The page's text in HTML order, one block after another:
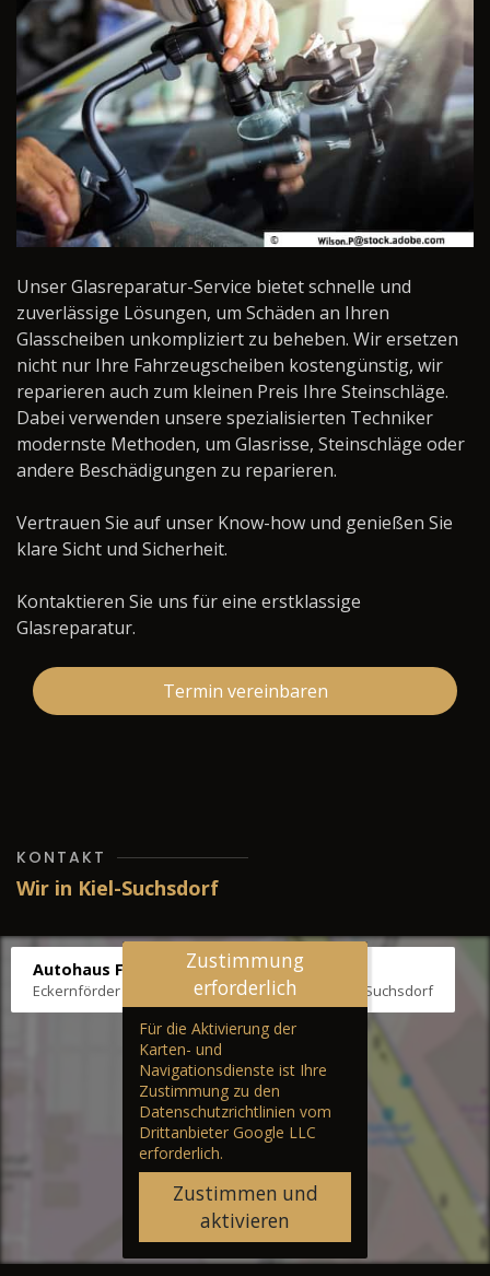
Unser Glasreparatur-Service bietet schnelle und
zuverlässige Lösungen, um Schäden an Ihren
Glasscheiben unkompliziert zu beheben. Wir ersetzen
nicht nur Ihre Fahrzeugscheiben kostengünstig, wir
reparieren auch zum kleinen Preis Ihre Steinschläge.
Dabei verwenden unsere spezialisierten Techniker
modernste Methoden, um Glasrisse, Steinschläge oder
andere Beschädigungen zu reparieren.
Vertrauen Sie auf unser Know-how und genießen Sie
klare Sicht und Sicherheit.
Kontaktieren Sie uns für eine erstklassige
Glasreparatur.
Termin vereinbaren
KONTAKT
Wir in Kiel-Suchsdorf
Autohaus Fräter
Eckernförder Str. /Klausbrooker Weg 1, 24107 Kiel-Suchsdorf
Zustimmung
erforderlich
Für die Aktivierung der
Karten- und
Navigationsdienste ist Ihre
Zustimmung zu den
Datenschutzrichtlinien vom
Drittanbieter Google LLC
erforderlich.
Zustimmen und
aktivieren